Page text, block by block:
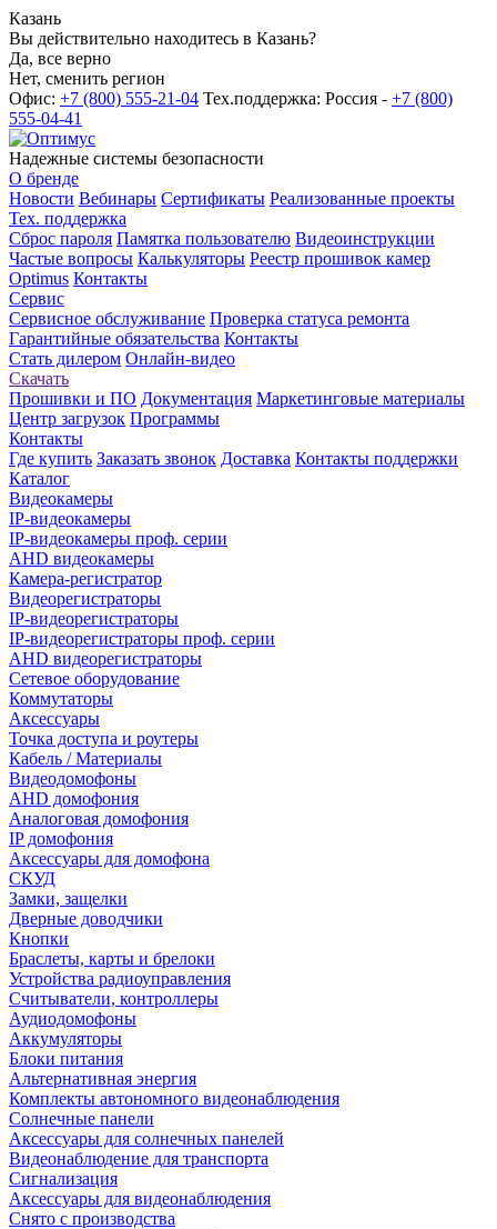
Казань
Вы действительно находитесь в Казань?
Да, все верно
Нет, сменить регион
Офис: +7 (800) 555-21-04 Тех.поддержка: Россия - +7 (800)
555-04-41
Надежные системы безопасности
О бренде
Новости Вебинары Сертификаты Реализованные проекты
Тех. поддержка
Сброс пароля Памятка пользователю Видеоинструкции
Частые вопросы Калькуляторы Реестр прошивок камер
Optimus Контакты
Сервис
Сервисное обслуживание Проверка статуса ремонта
Гарантийные обязательства Контакты
Стать дилером Онлайн-видео
Скачать
Прошивки и ПО Документация Маркетинговые материалы
Центр загрузок Программы
Контакты
Где купить Заказать звонок Доставка Контакты поддержки
Каталог
Видеокамеры
IP-видеокамеры
IP-видеокамеры проф. серии
AHD видеокамеры
Камера-регистратор
Видеорегистраторы
IP-видеорегистраторы
IP-видеорегистраторы проф. серии
AHD видеорегистраторы
Сетевое оборудование
Коммутаторы
Аксессуары
Точка доступа и роутеры
Кабель / Материалы
Видеодомофоны
AHD домофония
Аналоговая домофония
IP домофония
Аксессуары для домофона
СКУД
Замки, защелки
Дверные доводчики
Кнопки
Браслеты, карты и брелоки
Устройства радиоуправления
Считыватели, контроллеры
Аудиодомофоны
Аккумуляторы
Блоки питания
Альтернативная энергия
Комплекты автономного видеонаблюдения
Солнечные панели
Аксессуары для солнечных панелей
Видеонаблюдение для транспорта
Сигнализация
Аксессуары для видеонаблюдения
Снято с производства